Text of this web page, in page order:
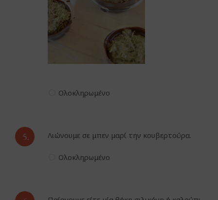
Ολοκληρωμένο
5. Λιώνουμε σε μπεν μαρί την κουβερτούρα.
Ολοκληρωμένο